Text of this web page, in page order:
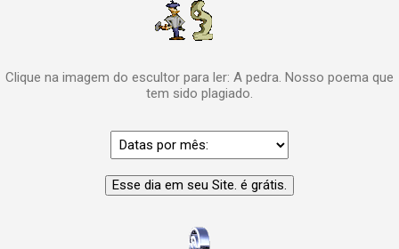
Clique na imagem do escultor para ler: A pedra. Nosso poema que
tem sido plagiado.